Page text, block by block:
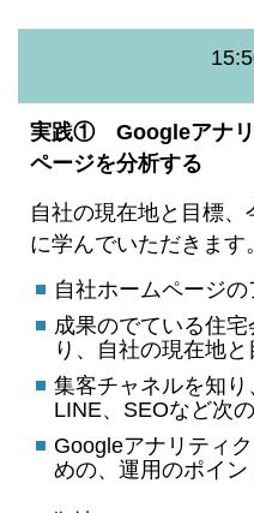
実践① Googleアナリ
ページを分析する
自社の現在地と目標
に学んでいただきます。
自社ホームページ
成果のでている住
り、自社の現在地
集客チャネルを知り
LINE、SEOなど次
Googleアナリティ
めの、運用のポイン